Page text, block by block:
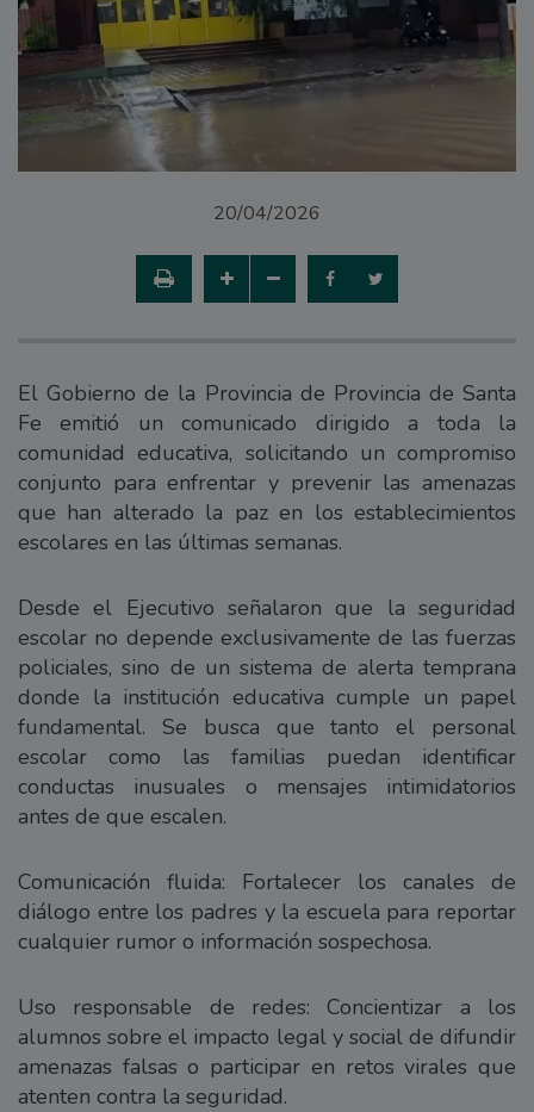
20/04/2026
El Gobierno de la Provincia de Provincia de Santa
Fe emitió un comunicado dirigido a toda la
comunidad educativa, solicitando un compromiso
conjunto para enfrentar y prevenir las amenazas
que han alterado la paz en los establecimientos
escolares en las últimas semanas.
Desde el Ejecutivo señalaron que la seguridad
escolar no depende exclusivamente de las fuerzas
policiales, sino de un sistema de alerta temprana
donde la institución educativa cumple un papel
fundamental. Se busca que tanto el personal
escolar como las familias puedan identificar
conductas inusuales o mensajes intimidatorios
antes de que escalen.
Comunicación fluida: Fortalecer los canales de
diálogo entre los padres y la escuela para reportar
cualquier rumor o información sospechosa.
Uso responsable de redes: Concientizar a los
alumnos sobre el impacto legal y social de difundir
amenazas falsas o participar en retos virales que
atenten contra la seguridad.